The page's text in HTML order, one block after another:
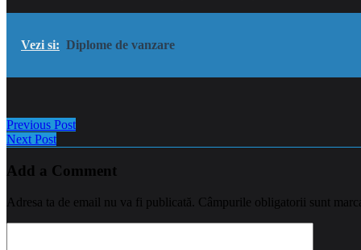
Vezi si: Diplome de vanzare
Previous Post
Next Post
Add a Comment
Adresa ta de email nu va fi publicată. Câmpurile obligatorii sunt